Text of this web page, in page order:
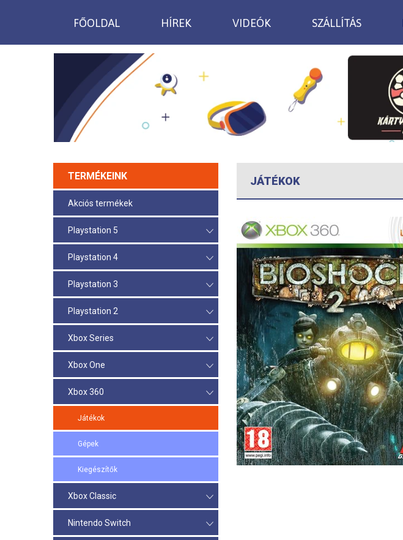
FŐOLDAL HÍREK VIDEÓK SZÁLLÍTÁS
TERMÉKEINK
Akciós termékek
Playstation 5
Playstation 4
Playstation 3
Playstation 2
Xbox Series
Xbox One
Xbox 360
Játékok
Gépek
Kiegészítők
Xbox Classic
Nintendo Switch
JÁTÉKOK